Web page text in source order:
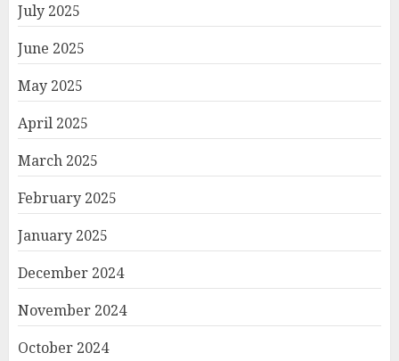
July 2025
June 2025
May 2025
April 2025
March 2025
February 2025
January 2025
December 2024
November 2024
October 2024